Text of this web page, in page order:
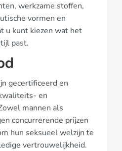
werkzame stoffen,
vormen en
u kunt kiezen wat het
past.
gecertificeerd en
en
mannen als
concurrerende prijzen
hun seksueel welzijn te
vertrouwelijkheid.